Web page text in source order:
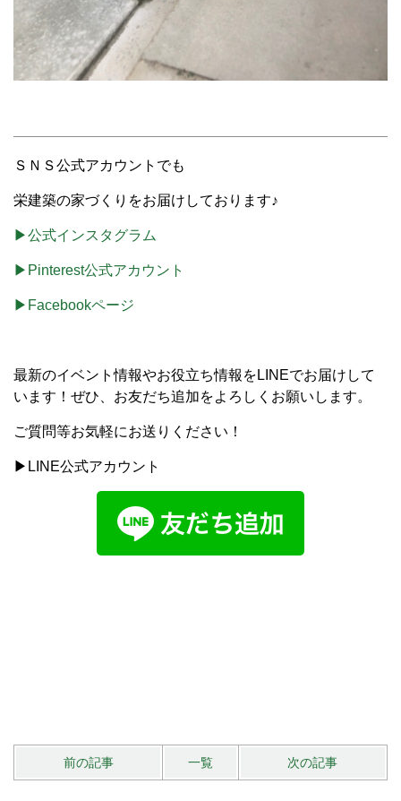
ＳＮＳ公式アカウントでも
栄建築の家づくりをお届けしております♪
▶公式インスタグラム
▶Pinterest公式アカウント
▶Facebookページ
最新のイベント情報やお役立ち情報をLINEでお届けして
います！ぜひ、お友だち追加をよろしくお願いします。
ご質問等お気軽にお送りください！
▶LINE公式アカウント
前の記事 一覧 次の記事